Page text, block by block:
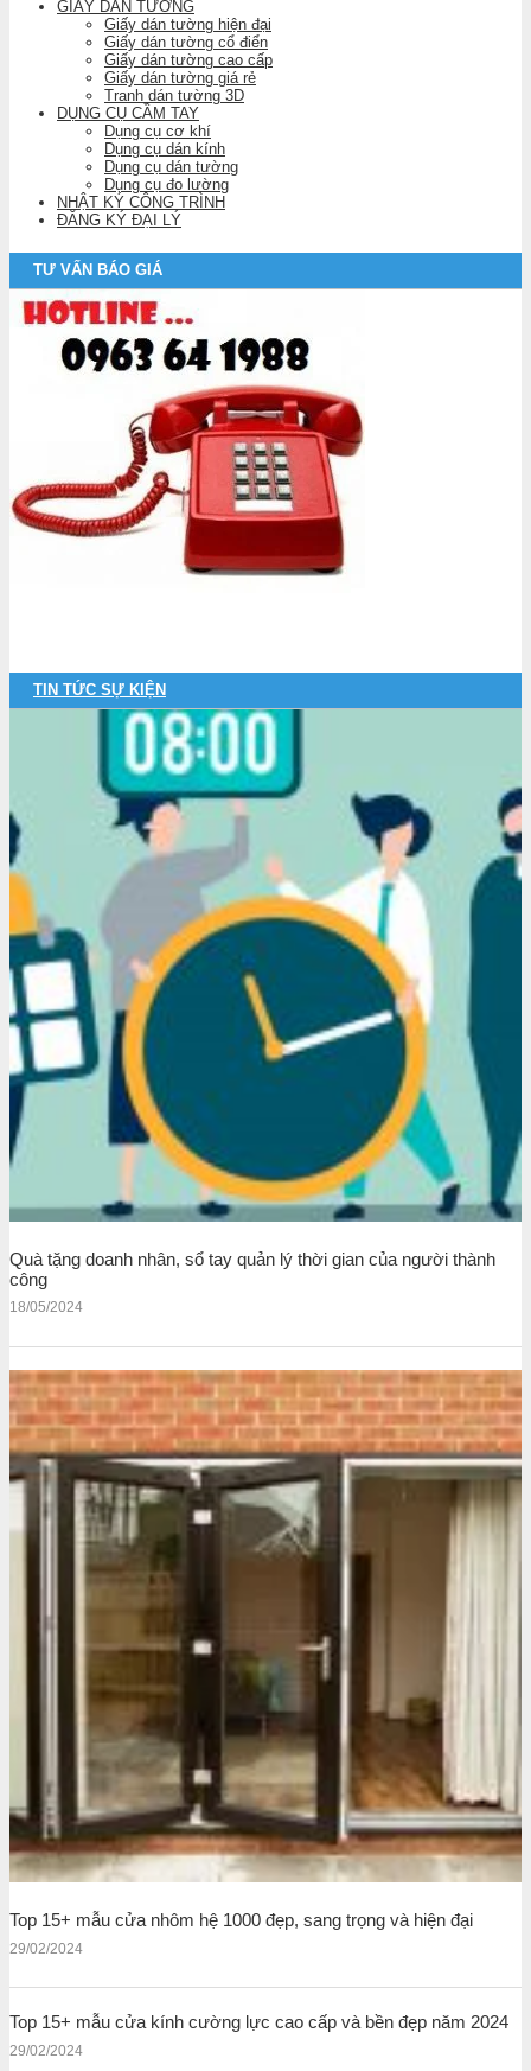
GIẤY DÁN TƯỜNG
Giấy dán tường hiện đại
Giấy dán tường cổ điển
Giấy dán tường cao cấp
Giấy dán tường giá rẻ
Tranh dán tường 3D
DỤNG CỤ CẦM TAY
Dụng cụ cơ khí
Dụng cụ dán kính
Dụng cụ dán tường
Dụng cụ đo lường
NHẬT KÝ CÔNG TRÌNH
ĐĂNG KÝ ĐẠI LÝ
TƯ VẤN BÁO GIÁ
TIN TỨC SỰ KIỆN
Quà tặng doanh nhân, sổ tay quản lý thời gian của người thành
công
18/05/2024
Top 15+ mẫu cửa nhôm hệ 1000 đẹp, sang trọng và hiện đại
29/02/2024
Top 15+ mẫu cửa kính cường lực cao cấp và bền đẹp năm 2024
29/02/2024